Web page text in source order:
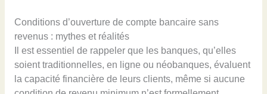
Conditions d’ouverture de compte bancaire sans
revenus : mythes et réalités
Il est essentiel de rappeler que les banques, qu’elles
soient traditionnelles, en ligne ou néobanques, évaluent
la capacité financière de leurs clients, même si aucune